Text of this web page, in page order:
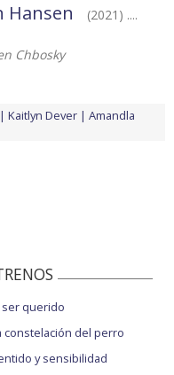
Hansen
(2021) ....
Chbosky
Kaitlyn Dever
Amandla
ser querido
constelación del perro
y sensibilidad